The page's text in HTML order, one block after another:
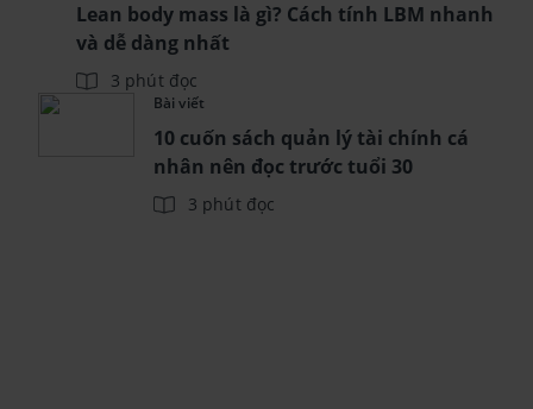
Lean body mass là gì? Cách tính LBM nhanh
và dễ dàng nhất
3 phút đọc
Bài viết
10 cuốn sách quản lý tài chính cá
nhân nên đọc trước tuổi 30
3 phút đọc